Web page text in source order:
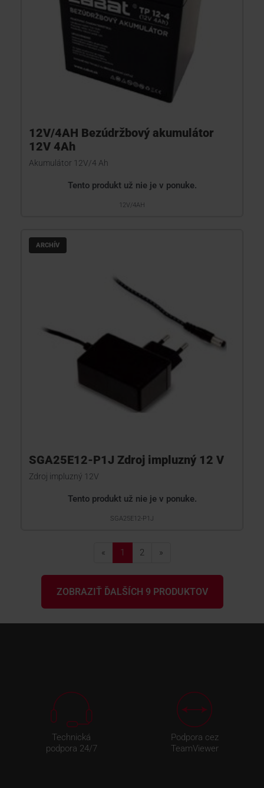
12V/4AH Bezúdržbový akumulátor
12V 4Ah
Akumulátor 12V/4 Ah
Tento produkt už nie je v ponuke.
12V/4AH
ARCHÍV
SGA25E12-P1J Zdroj impluzný 12 V
Zdroj impluzný 12V
Tento produkt už nie je v ponuke.
SGA25E12-P1J
« 1 2 »
ZOBRAZIŤ ĎALŠÍCH 9 PRODUKTOV
Technická
podpora 24/7
Podpora cez
TeamViewer